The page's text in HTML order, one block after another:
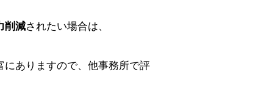
削減されたい場合は、
ありますので、他事務所で評